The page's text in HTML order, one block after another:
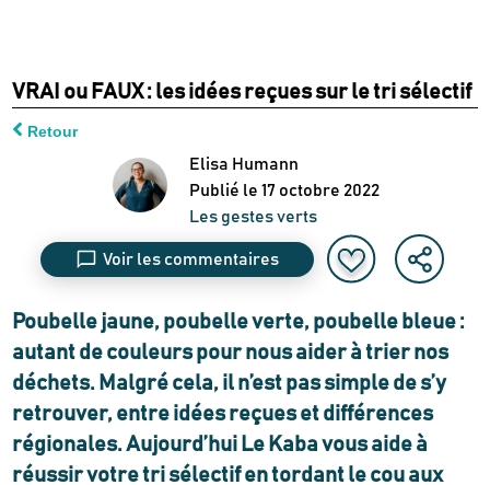
VRAI ou FAUX : les idées reçues sur le tri sélectif
Retour
Elisa Humann
Publié le 17 octobre 2022
Les gestes verts
Voir les commentaires
Poubelle jaune, poubelle verte, poubelle bleue :
autant de couleurs pour nous aider à trier nos
déchets. Malgré cela, il n’est pas simple de s’y
retrouver, entre idées reçues et différences
régionales. Aujourd’hui Le Kaba vous aide à
réussir votre tri sélectif en tordant le cou aux